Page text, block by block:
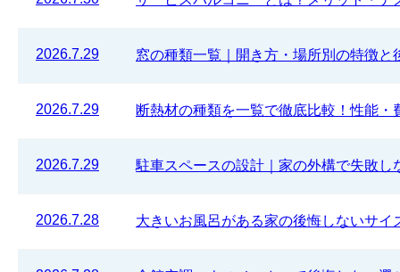
2026.7.29 窓の種類一覧｜開き方・場所別の特徴と
2026.7.29 断熱材の種類を一覧で徹底比較！性能
2026.7.29 駐車スペースの設計｜家の外構で失敗し
2026.7.28 大きいお風呂がある家の後悔しないサイ